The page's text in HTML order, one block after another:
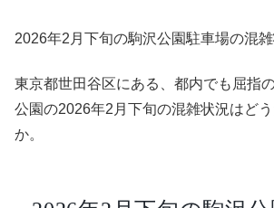
2026年2月下旬の駒沢公園駐車場の混雑
東京都世田谷区にある、都内でも屈指
公園の2026年2月下旬の混雑状況はど
か。